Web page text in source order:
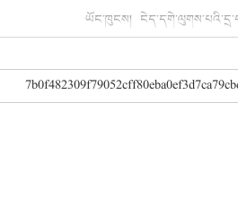
ཡོང་ཁུངས།